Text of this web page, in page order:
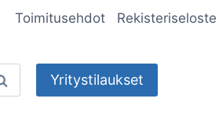
Toimitusehdot Rekisteriseloste
Yritystilaukset